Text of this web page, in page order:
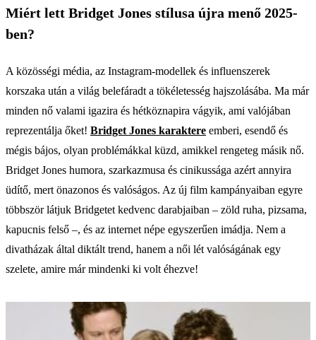
Miért lett Bridget Jones stílusa újra menő 2025-
ben?
A közösségi média, az Instagram-modellek és influenszerek
korszaka után a világ belefáradt a tökéletesség hajszolásába. Ma már
minden nő valami igazira és hétköznapira vágyik, ami valójában
reprezentálja őket! Bridget Jones karaktere emberi, esendő és
mégis bájos, olyan problémákkal küzd, amikkel rengeteg másik nő.
Bridget Jones humora, szarkazmusa és cinikussága azért annyira
üdítő, mert önazonos és valóságos. Az új film kampányaiban egyre
többször látjuk Bridgetet kedvenc darabjaiban – zöld ruha, pizsama,
kapucnis felső –, és az internet népe egyszerűen imádja. Nem a
divatházak által diktált trend, hanem a női lét valóságának egy
szelete, amire már mindenki ki volt éhezve!